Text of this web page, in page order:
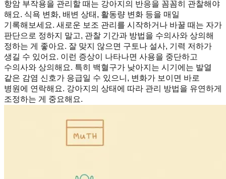
항암 부작용을 관리할 때는 강아지의 반응을 꼼꼼히 관찰해야
해요. 식욕 변화, 배변 상태, 활동량 변화 등을 매일
기록해보세요. 새로운 보조 관리를 시작하거나 바꿀 때는 자가
판단으로 정하지 말고, 관찰 기간과 방법을 수의사와 상의해
정하는 게 좋아요. 잘 맞지 않으면 구토나 설사, 기력 저하가
생길 수 있어요. 이런 증상이 나타나면 사용을 중단하고
수의사와 상의해요. 특히 백혈구가 낮아지는 시기에는 발열
같은 감염 신호가 응급일 수 있으니, 변화가 보이면 바로
병원에 연락해요. 강아지의 상태에 따라 관리 방법을 유연하게
조정하는 게 중요해요.